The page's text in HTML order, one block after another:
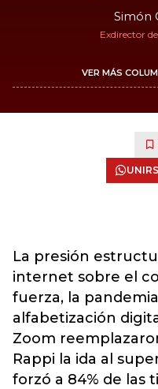
Simón
Exdirector
VER MÁS
La presión
internet sobre el
fuerza, la
alfabetización
Zoom
Rappi la ida al
forzó a 84% de las